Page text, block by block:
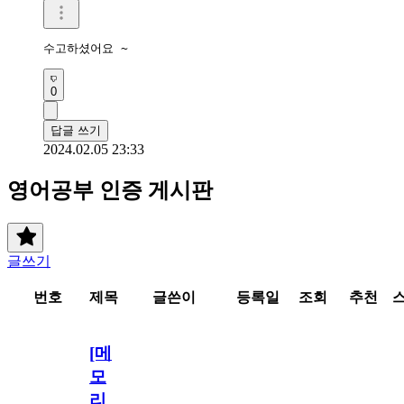
수고하셨어요 ~
0
답글 쓰기
2024.02.05 23:33
영어공부 인증 게시판
글쓰기
번호 제목 글쓴이 등록일 조회 추천
[메
모